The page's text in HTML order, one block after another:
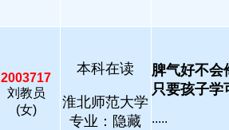
2003717
刘教员
(女)
本科在读
淮北师范大学
专业：隐藏
脾气好不会
只要孩子学
.....